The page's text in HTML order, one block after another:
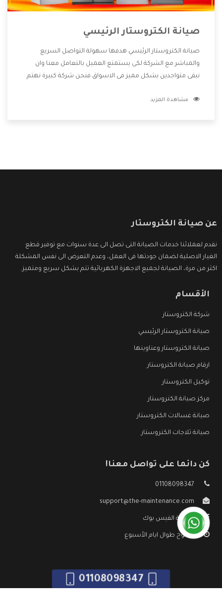
صيانة الكتروستار الرئيسي
صيانة الكتروستار الرئيسي هدفها سهولة التواصل السريع
والمباشر مع الشركة لكى يستمتع العميل بالتعامل معنا وان
نبقى متواجدين بشكل مميز فى الاسواق فنحن شركة كبيرة نهتم
الشركة بها والتى تكون منها خدمة الصيانة التى تكون من أهم
مشاهدة المزيد
عن صيانة الكتروستار
نقدم لعملائنا خدمات الصيانة التى تصل الى عدة سنوات مع توفير قطع
الغيار الاصلية لضمان جودتها فى العمل، وعدم التعرض الى نفس المشكلة
اكثر من مرة، الصيانة لجميع الاجهزة الكهربائية تتم بشكل سريع ومتميز.
الأقسام
شركة الكتروستار
صيانة الكتروستار الرئيسي
صيانة الكتروستار وعناوينها
ارقام صيانة الكتروستار
توكيل الكتروستار
مركز صيانة الكتروستار
صيانة غسالات الكتروستار
صيانة ثلاجات الكتروستار
كن دائما على تواصل معنا!
01108098347
support@the-maintenance.com
صفحة الفيس بوك
مفتوح طوال ايام الأسبوع
01108098347